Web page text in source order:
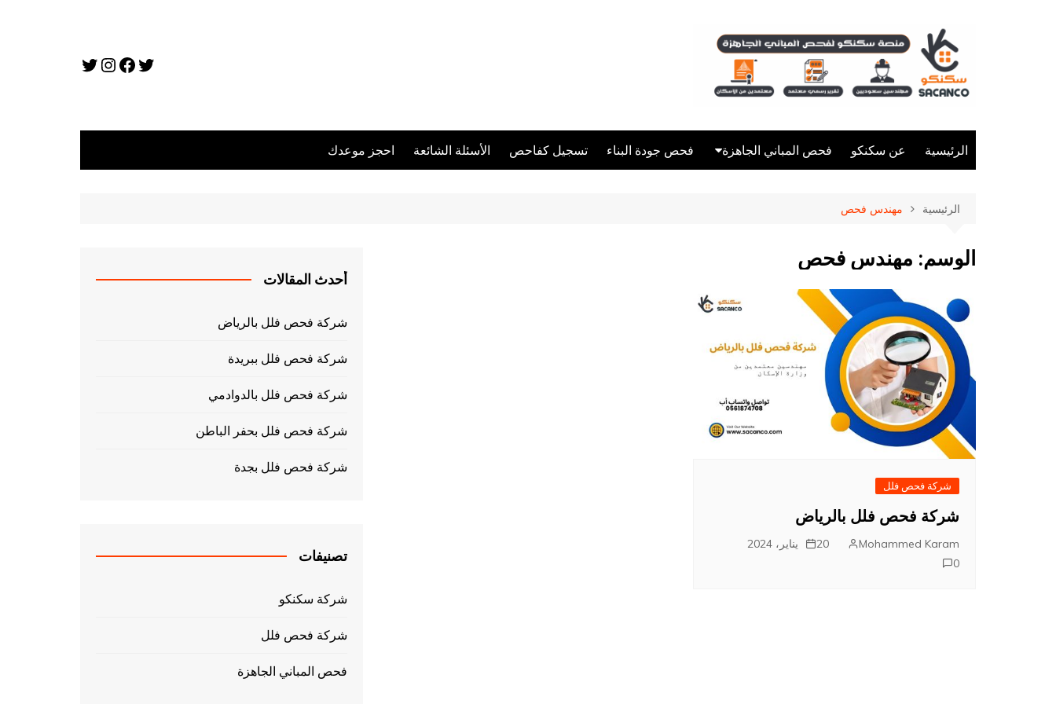
تويترفيسبوك
إنستجرام
تويتر
الرئيسية عن سكنكو فحص المباني الجاهزة فحص جودة البناء تسجيل كفاحص الأسئلة الشائعة احجز موعدك
الرئيسية مهندس فحص
الوسم: مهندس فحص
شركة فحص فلل
شركة فحص فلل بالرياض
Mohammed Karam
20 يناير، 2024
0
أحدث المقالات
شركة فحص فلل بالرياض
شركة فحص فلل ببريدة
شركة فحص فلل بالدوادمي
شركة فحص فلل بحفر الباطن
شركة فحص فلل بجدة
تصنيفات
شركة سكنكو
شركة فحص فلل
فحص المباني الجاهزة